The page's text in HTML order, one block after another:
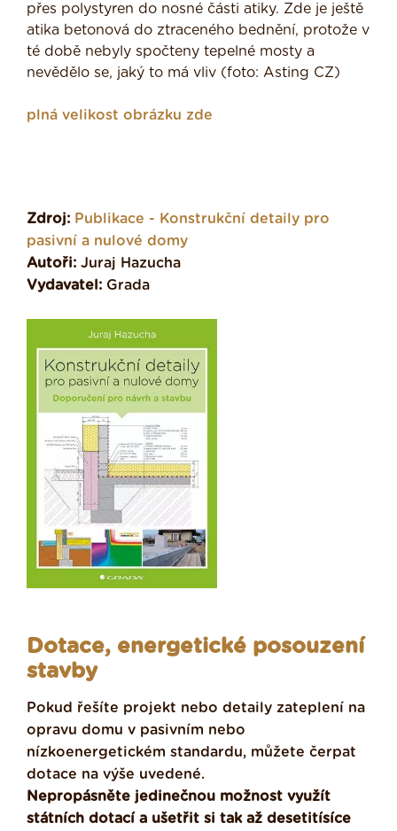
přes polystyren do nosné části atiky. Zde je ještě
atika betonová do ztraceného bednění, protože v
té době nebyly spočteny tepelné mosty a
nevědělo se, jaký to má vliv (foto: Asting CZ)
plná velikost obrázku zde
Zdroj: Publikace - Konstrukční detaily pro
pasivní a nulové domy
Autoři: Juraj Hazucha
Vydavatel: Grada
Dotace, energetické posouzení
stavby
Pokud řešíte projekt nebo detaily zateplení na
opravu domu v pasivním nebo
nízkoenergetickém standardu, můžete čerpat
dotace na výše uvedené.
Nepropásněte jedinečnou možnost využít
státních dotací a ušetřit si tak až desetitísíce